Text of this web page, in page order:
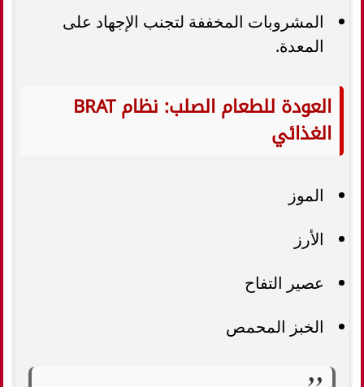
المشروبات المخففة لتجنب الإجهاد على
المعدة.
العودة للطعام الصلب: نظام BRAT
الغذائي
الموز
الأرز
عصير التفاح
الخبز المحمص